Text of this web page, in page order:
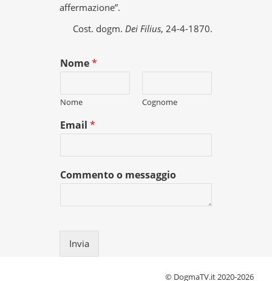
affermazione”.
Cost. dogm. Dei Filius, 24-4-1870.
Nome*
Nome Cognome
Email *
Commento o messaggio
Invia
© DogmaTV.it 2020-2026